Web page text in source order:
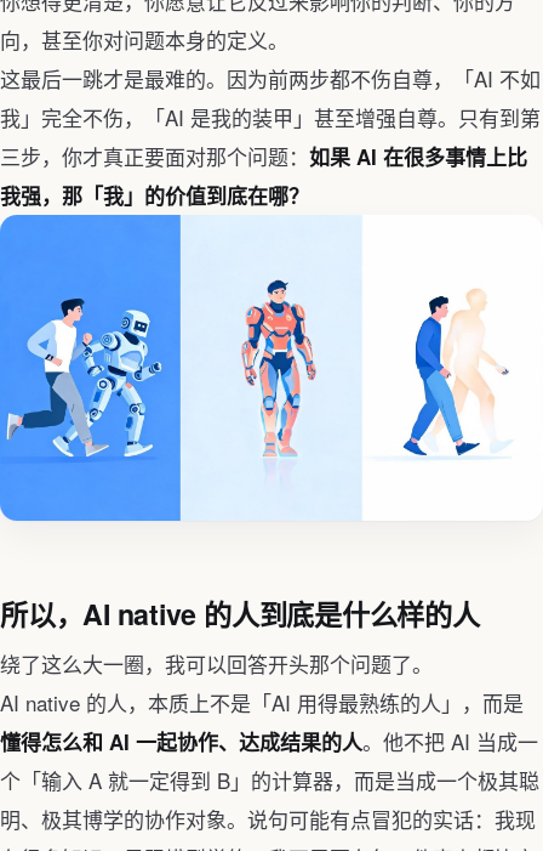
向，甚至你对问题本身的定义。
这最后一跳才是最难的。因为前两步都不伤自尊，「AI 不如
我」完全不伤，「AI 是我的装甲」甚至增强自尊。只有到第
三步，你才真正要面对那个问题： 如果 AI 在很多事情上比
我强，那「我」的价值到底在哪？
所以，AI native 的人到底是什么样的人
绕了这么大一圈，我可以回答开头那个问题了。
AI native 的人，本质上不是「AI 用得最熟练的人」，而是
懂得怎么和 AI 一起协作、达成结果的人。他不把 AI 当成一
个「输入 A 就一定得到 B」的计算器，而是当成一个极其聪
明、极其博学的协作对象。说句可能有点冒犯的实话：我现